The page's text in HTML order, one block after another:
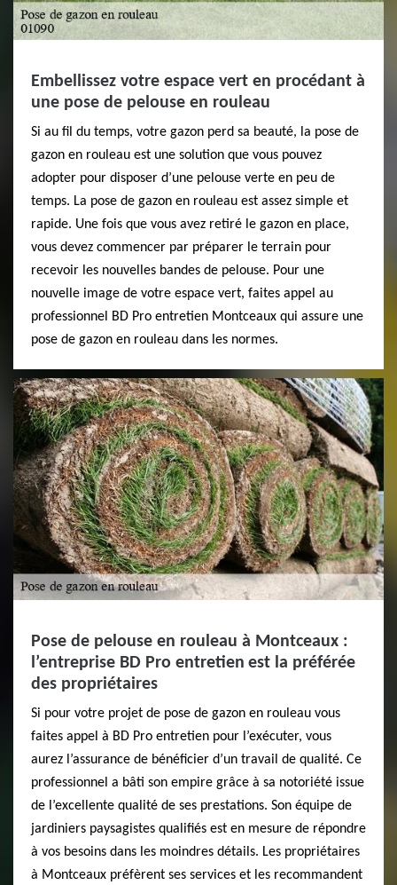
Embellissez votre espace vert en procédant à
une pose de pelouse en rouleau
Si au fil du temps, votre gazon perd sa beauté, la pose de
gazon en rouleau est une solution que vous pouvez
adopter pour disposer d’une pelouse verte en peu de
temps. La pose de gazon en rouleau est assez simple et
rapide. Une fois que vous avez retiré le gazon en place,
vous devez commencer par préparer le terrain pour
recevoir les nouvelles bandes de pelouse. Pour une
nouvelle image de votre espace vert, faites appel au
professionnel BD Pro entretien Montceaux qui assure une
pose de gazon en rouleau dans les normes.
Pose de pelouse en rouleau à Montceaux :
l’entreprise BD Pro entretien est la préférée
des propriétaires
Si pour votre projet de pose de gazon en rouleau vous
faites appel à BD Pro entretien pour l’exécuter, vous
aurez l’assurance de bénéficier d’un travail de qualité. Ce
professionnel a bâti son empire grâce à sa notoriété issue
de l’excellente qualité de ses prestations. Son équipe de
jardiniers paysagistes qualifiés est en mesure de répondre
à vos besoins dans les moindres détails. Les propriétaires
à Montceaux préfèrent ses services et les recommandent